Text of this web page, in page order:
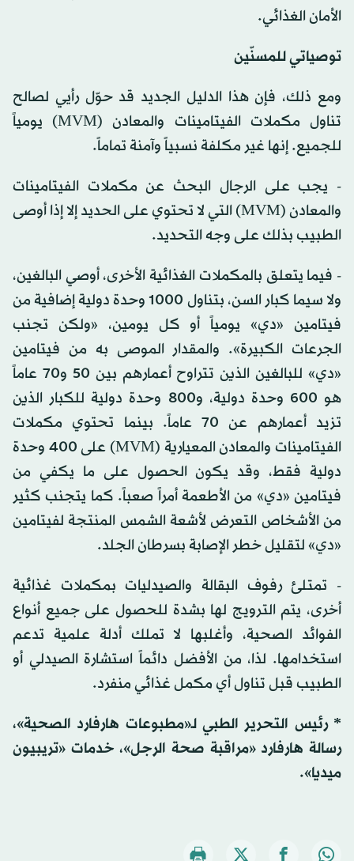
الأمان الغذائي.
توصياتي للمسنّين
ومع ذلك، فإن هذا الدليل الجديد قد حوّل رأيي لصالح
تناول مكملات الفيتامينات والمعادن (MVM) يومياً
للجميع. إنها غير مكلفة نسبياً وآمنة تماماً.
- يجب على الرجال البحث عن مكملات الفيتامينات
والمعادن (MVM) التي لا تحتوي على الحديد إلا إذا أوصى
الطبيب بذلك على وجه التحديد.
- فيما يتعلق بالمكملات الغذائية الأخرى، أوصي البالغين،
ولا سيما كبار السن، بتناول 1000 وحدة دولية إضافية من
فيتامين «دي» يومياً أو كل يومين، «ولكن تجنب
الجرعات الكبيرة». والمقدار الموصى به من فيتامين
«دي» للبالغين الذين تتراوح أعمارهم بين 50 و70 عاماً
هو 600 وحدة دولية، و800 وحدة دولية للكبار الذين
تزيد أعمارهم عن 70 عاماً. بينما تحتوي مكملات
الفيتامينات والمعادن المعيارية (MVM) على 400 وحدة
دولية فقط، وقد يكون الحصول على ما يكفي من
فيتامين «دي» من الأطعمة أمراً صعباً. كما يتجنب كثير
من الأشخاص التعرض لأشعة الشمس المنتجة لفيتامين
«دي» لتقليل خطر الإصابة بسرطان الجلد.
- تمتلئ رفوف البقالة والصيدليات بمكملات غذائية
أخرى، يتم الترويج لها بشدة للحصول على جميع أنواع
الفوائد الصحية، وأغلبها لا تملك أدلة علمية تدعم
استخدامها. لذا، من الأفضل دائماً استشارة الصيدلي أو
الطبيب قبل تناول أي مكمل غذائي منفرد.
* رئيس التحرير الطبي لـ«مطبوعات هارفارد الصحية»،
رسالة هارفارد «مراقبة صحة الرجل»، خدمات «تريبيون
ميديا».